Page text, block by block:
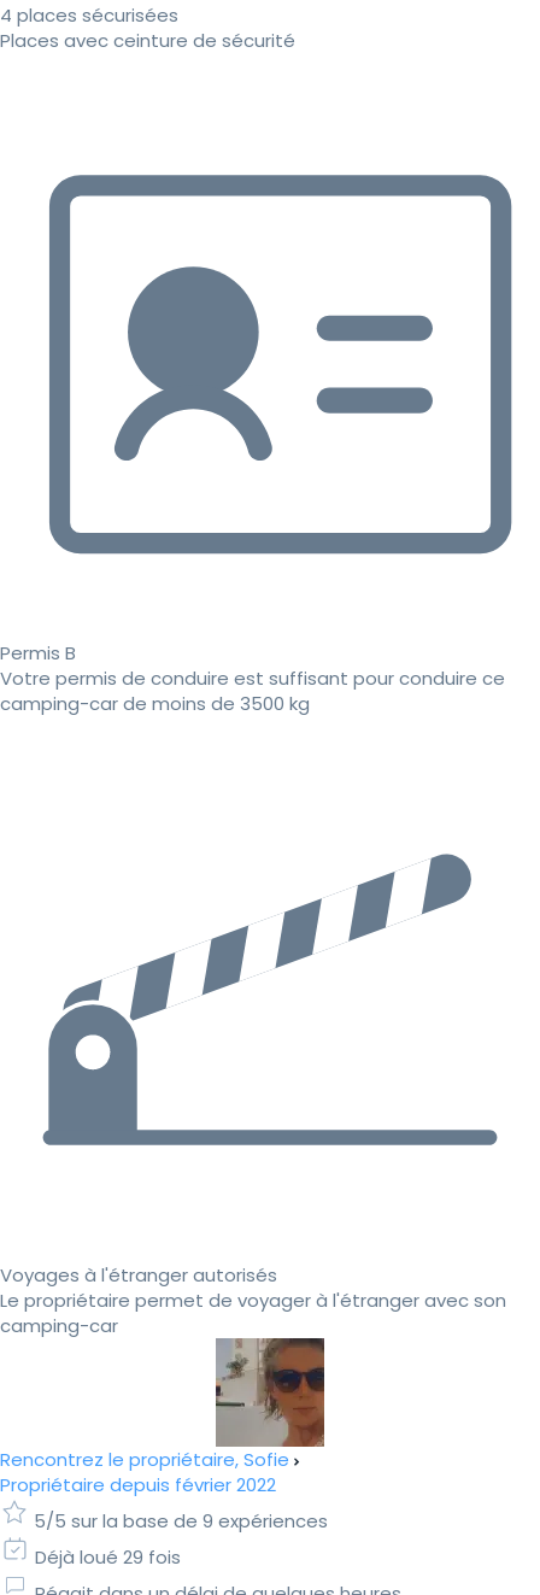
4 places sécurisées
Places avec ceinture de sécurité
Permis B
Votre permis de conduire est suffisant pour conduire ce
camping-car de moins de 3500 kg
Voyages à l'étranger autorisés
Le propriétaire permet de voyager à l'étranger avec son
camping-car
Rencontrez le propriétaire, Sofie
Propriétaire depuis février 2022
5/5 sur la base de 9 expériences
Déjà loué 29 fois